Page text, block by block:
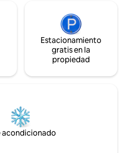
Estacionamiento
gratis en la
propiedad
acondicionado